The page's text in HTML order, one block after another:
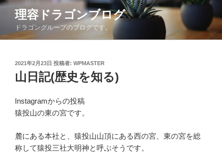
コ
ン
理容ドラゴンブログ
ドラゴングループのブログです。
投
日:
2021年2月23日 投稿者: WPMASTER
山日記(歴史を知る)
Instagramからの投稿
猿投山の東の宮です。
麓にある本社と、猿投山山頂にある西の宮、東の宮を総
称して猿投三社大明神と呼ぶそうです。